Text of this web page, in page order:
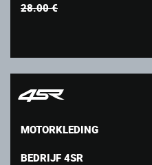
28.00 €
MOTORKLEDING
BEDRIJF 4SR